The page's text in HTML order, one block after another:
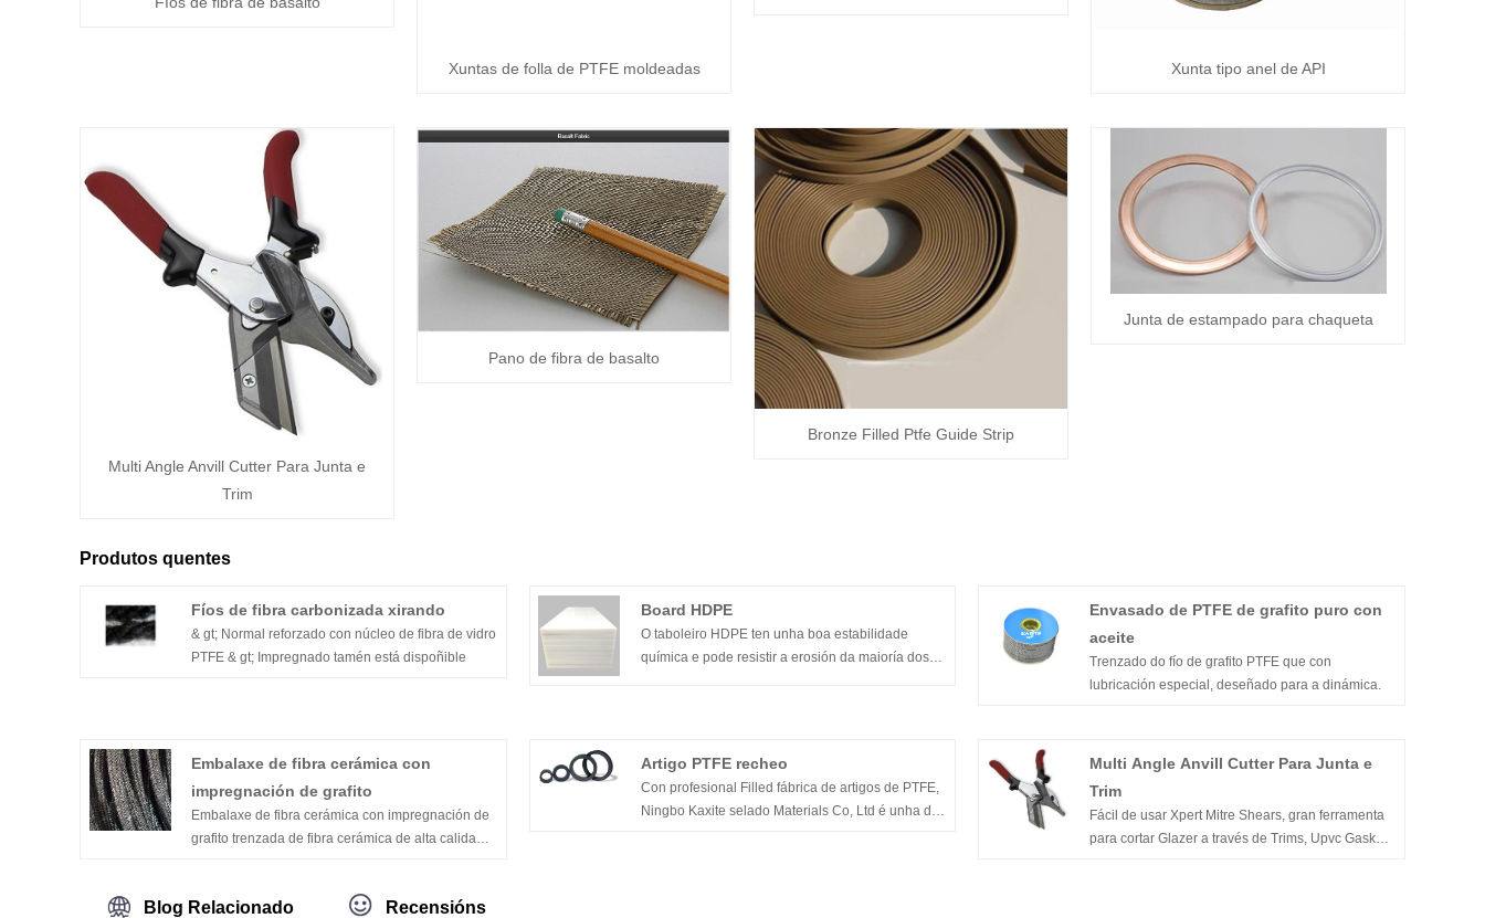
Xuntas de folla de PTFE moldeadas Xunta tipo anel de API
Multi Angle Anvill Cutter Para Junta e
Trim
Pano de fibra de basalto
Bronze Filled Ptfe Guide Strip
Junta de estampado para chaqueta
Produtos quentes
Fíos de fibra carbonizada xirando
& gt; Normal reforzado con núcleo de fibra de vidro
PTFE & gt; Impregnado tamén está dispoñible
Board HDPE
O taboleiro HDPE ten unha boa estabilidade
química e pode resistir a erosión da maioría dos
baixa temperatura); Boa estilabilidade; bo
illamento eléctrico e dieléctrico; baixa absorción
de auga; Permeabilidade de vapor de auga baixa;
Envasado de PTFE de grafito puro con
aceite
Trenzado do fío de grafito PTFE que con
lubricación especial, deseñado para a dinámica.
Embalaxe de fibra cerámica con
impregnación de grafito
Embalaxe de fibra cerámica con impregnación de
grafito trenzada de fibra cerámica de alta calidade
Artigo PTFE recheo
Con profesional Filled fábrica de artigos de PTFE,
Ningbo Kaxite selado Materials Co, Ltd é unha das
Multi Angle Anvill Cutter Para Junta e
Trim
Fácil de usar Xpert Mitre Shears, gran ferramenta
para cortar Glazer a través de Trims, Upvc Gasket,
Blog Relacionado Recensións